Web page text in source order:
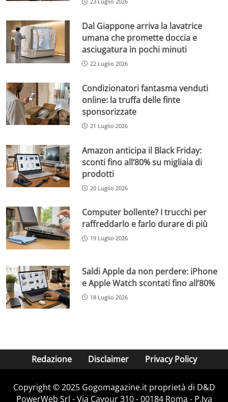
Dal Giappone arriva la lavatrice
umana che promette doccia e
asciugatura in pochi minuti
22 Luglio 2026
Condizionatori fantasma venduti
online: la truffa delle finte
sponsorizzate
21 Luglio 2026
Amazon anticipa il Black Friday:
sconti fino all’80% su migliaia di
prodotti
20 Luglio 2026
Computer bollente? I trucchi per
raffreddarlo e farlo durare di più
19 Luglio 2026
Saldi Apple da non perdere: iPhone
e Apple Watch scontati fino all’80%
18 Luglio 2026
Redazione Disclaimer Privacy Policy
Copyright © 2025 Gogomagazine.it proprietà di D&D
PowerWeb Srl - Via Cavour 310 - 00184 Roma - P.Iva